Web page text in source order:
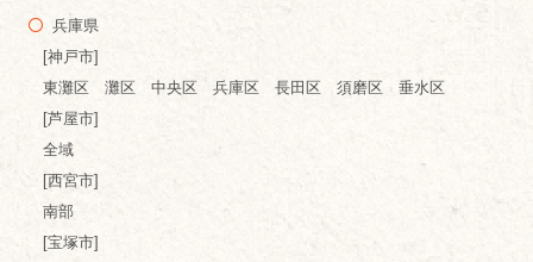
兵庫県
[神戸市]
東灘区 灘区 中央区 兵庫区 長田区 須磨区 垂水区
[芦屋市]
全域
[西宮市]
南部
[宝塚市]